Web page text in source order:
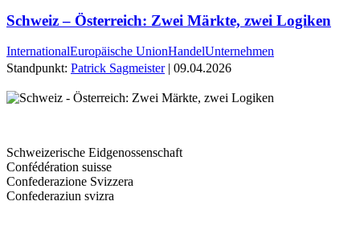
Schweiz – Österreich: Zwei Märkte, zwei Logiken
InternationalEuropäische UnionHandelUnternehmen
Standpunkt: Patrick Sagmeister| 09.04.2026
Schweizerische Eidgenossenschaft
Confédération suisse
Confederazione Svizzera
Confederaziun svizra